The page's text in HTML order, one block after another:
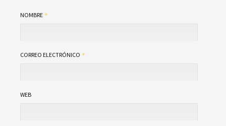
NOMBRE
CORREO ELECTRÓNICO
WEB